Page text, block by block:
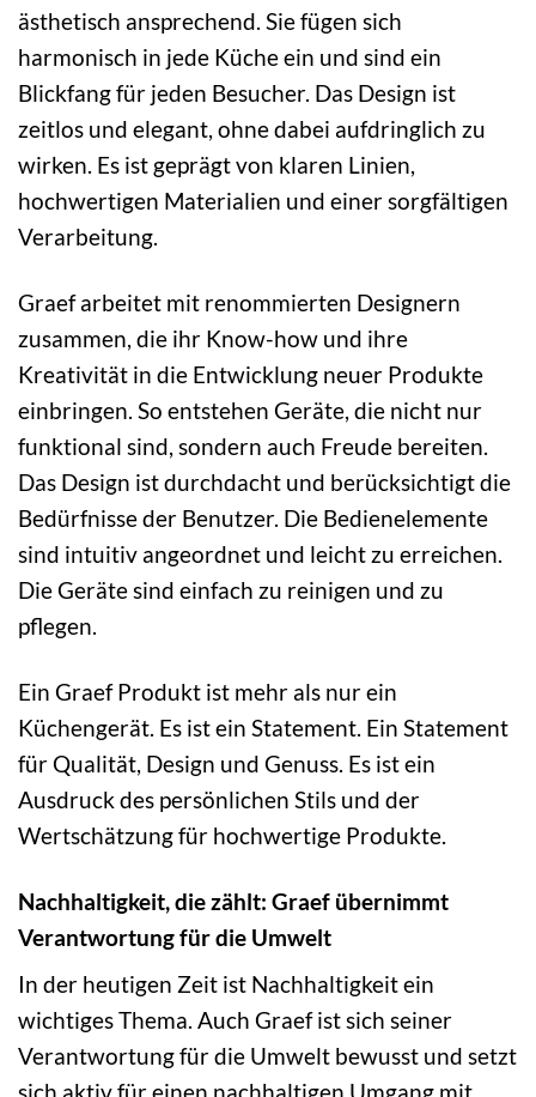
ästhetisch ansprechend. Sie fügen sich
harmonisch in jede Küche ein und sind ein
Blickfang für jeden Besucher. Das Design ist
zeitlos und elegant, ohne dabei aufdringlich zu
wirken. Es ist geprägt von klaren Linien,
hochwertigen Materialien und einer sorgfältigen
Verarbeitung.
Graef arbeitet mit renommierten Designern
zusammen, die ihr Know-how und ihre
Kreativität in die Entwicklung neuer Produkte
einbringen. So entstehen Geräte, die nicht nur
funktional sind, sondern auch Freude bereiten.
Das Design ist durchdacht und berücksichtigt die
Bedürfnisse der Benutzer. Die Bedienelemente
sind intuitiv angeordnet und leicht zu erreichen.
Die Geräte sind einfach zu reinigen und zu
pflegen.
Ein Graef Produkt ist mehr als nur ein
Küchengerät. Es ist ein Statement. Ein Statement
für Qualität, Design und Genuss. Es ist ein
Ausdruck des persönlichen Stils und der
Wertschätzung für hochwertige Produkte.
Nachhaltigkeit, die zählt: Graef übernimmt
Verantwortung für die Umwelt
In der heutigen Zeit ist Nachhaltigkeit ein
wichtiges Thema. Auch Graef ist sich seiner
Verantwortung für die Umwelt bewusst und setzt